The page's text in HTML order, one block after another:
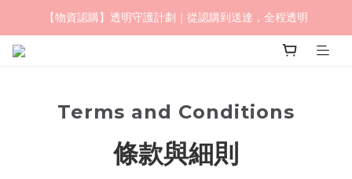
毛怪樂園｜一起改變世界與動物的關係
【物資認購】透明守護計劃｜從認購到送達，全程透明
Terms and Conditions
條款與細則